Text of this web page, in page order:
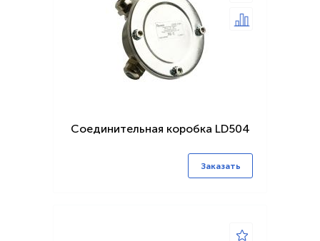
Соединительная коробка LD504
Заказать